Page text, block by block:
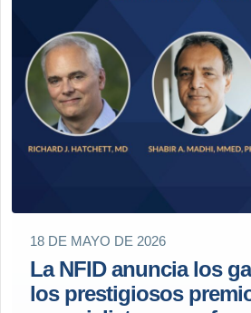
18 DE MAYO DE 2026
La NFID anuncia los
los prestigiosos